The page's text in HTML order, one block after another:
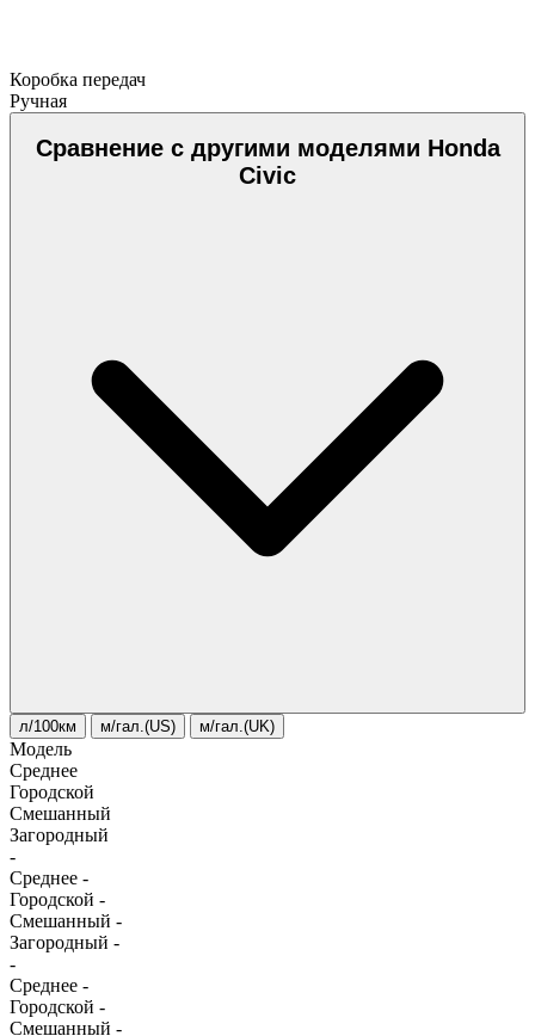
Коробка передач
Ручная
Сравнение с другими моделями Honda
Civic
л/100км м/гал.(US) м/гал.(UK)
Модель
Среднее
Городской
Смешанный
Загородный
-
Среднее -
Городской -
Смешанный -
Загородный -
-
Среднее -
Городской -
Смешанный -